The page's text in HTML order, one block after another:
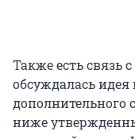
Также есть связь
обсуждалась
дополнительного
ниже